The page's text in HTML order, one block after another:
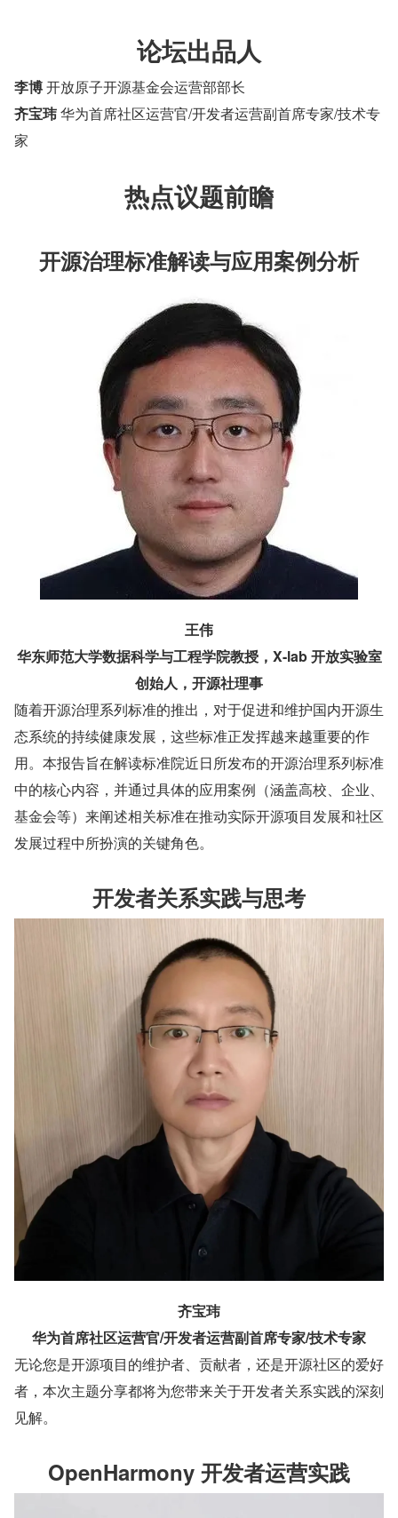
论坛出品人
李博 开放原子开源基金会运营部部长
齐宝玮 华为首席社区运营官/开发者运营副首席专家/技术专
家
热点议题前瞻
开源治理标准解读与应用案例分析
王伟
华东师范大学数据科学与工程学院教授，X-lab 开放实验室
创始人，开源社理事
随着开源治理系列标准的推出，对于促进和维护国内开源生
态系统的持续健康发展，这些标准正发挥越来越重要的作
用。本报告旨在解读标准院近日所发布的开源治理系列标准
中的核心内容，并通过具体的应用案例（涵盖高校、企业、
基金会等）来阐述相关标准在推动实际开源项目发展和社区
发展过程中所扮演的关键角色。
开发者关系实践与思考
齐宝玮
华为首席社区运营官/开发者运营副首席专家/技术专家
无论您是开源项目的维护者、贡献者，还是开源社区的爱好
者，本次主题分享都将为您带来关于开发者关系实践的深刻
见解。
OpenHarmony 开发者运营实践